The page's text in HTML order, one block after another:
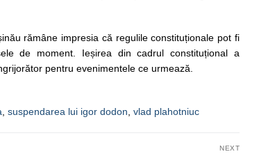
rămâne impresia că regulile constituționale pot fi
de moment. Ieșirea din cadrul constituțional a
pentru evenimentele ce urmează.
suspendarea lui igor dodon vlad plahotniuc
NEXT